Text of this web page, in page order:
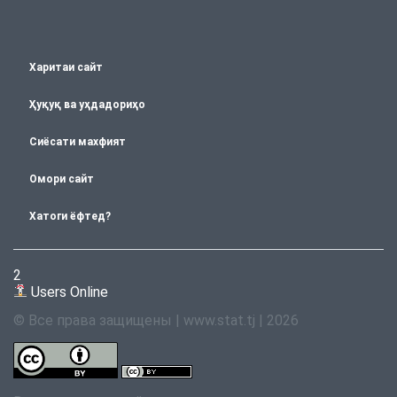
Харитаи сайт
Ҳуқуқ ва уҳдадориҳо
Сиёсати махфият
Омори сайт
Хатоги ёфтед?
2
Users Online
© Все права защищены | www.stat.tj | 2026